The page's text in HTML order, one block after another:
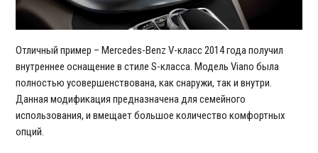
Отличный пример – Mercedes-Benz V-класс 2014 года получил
внутреннее оснащение в стиле S-класса. Модель Viano была
полностью усовершенствована, как снаружи, так и внутри.
Данная модификация предназначена для семейного
использования, и вмещает большое количество комфортных
опций.